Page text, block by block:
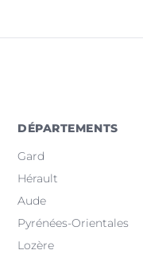
DÉPARTEMENTS
Gard
Hérault
Aude
Pyrénées-Orientales
Lozère